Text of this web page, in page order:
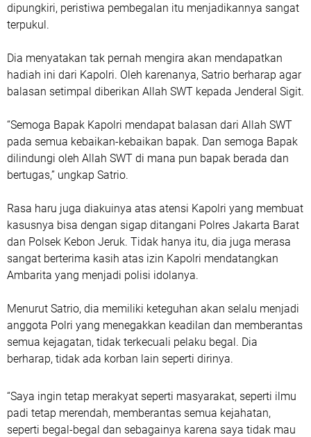
dipungkiri, peristiwa pembegalan itu menjadikannya sangat
terpukul.
Dia menyatakan tak pernah mengira akan mendapatkan
hadiah ini dari Kapolri. Oleh karenanya, Satrio berharap agar
balasan setimpal diberikan Allah SWT kepada Jenderal Sigit.
“Semoga Bapak Kapolri mendapat balasan dari Allah SWT
pada semua kebaikan-kebaikan bapak. Dan semoga Bapak
dilindungi oleh Allah SWT di mana pun bapak berada dan
bertugas,” ungkap Satrio.
Rasa haru juga diakuinya atas atensi Kapolri yang membuat
kasusnya bisa dengan sigap ditangani Polres Jakarta Barat
dan Polsek Kebon Jeruk. Tidak hanya itu, dia juga merasa
sangat berterima kasih atas izin Kapolri mendatangkan
Ambarita yang menjadi polisi idolanya.
Menurut Satrio, dia memiliki keteguhan akan selalu menjadi
anggota Polri yang menegakkan keadilan dan memberantas
semua kejagatan, tidak terkecuali pelaku begal. Dia
berharap, tidak ada korban lain seperti dirinya.
“Saya ingin tetap merakyat seperti masyarakat, seperti ilmu
padi tetap merendah, memberantas semua kejahatan,
seperti begal-begal dan sebagainya karena saya tidak mau